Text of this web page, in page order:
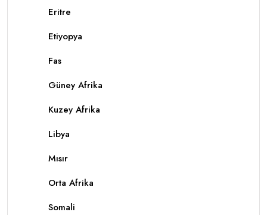
Eritre
Etiyopya
Fas
Güney Afrika
Kuzey Afrika
Libya
Mısır
Orta Afrika
Somali